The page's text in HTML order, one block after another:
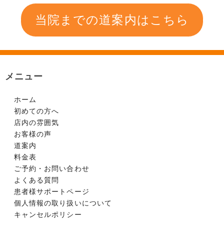
当院までの道案内はこちら
メニュー
ホーム
初めての方へ
店内の雰囲気
お客様の声
道案内
料金表
ご予約・お問い合わせ
よくある質問
患者様サポートページ
個人情報の取り扱いについて
キャンセルポリシー